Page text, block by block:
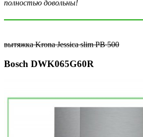
полностью довольны!
вытяжка Krona Jessica slim PB 500
Bosch DWK065G60R